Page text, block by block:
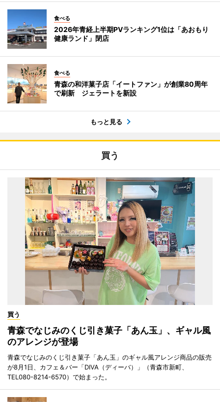
食べる
2026年青経上半期PVランキング1位は「あおもり
健康ランド」閉店
食べる
青森の和洋菓子店「イートファン」が創業80周年
で刷新 ジェラートを新設
もっと見る
買う
買う
青森でなじみのくじ引き菓子「あん玉」、ギャル風
のアレンジが登場
青森でなじみのくじ引き菓子「あん玉」のギャル風アレンジ商品の販売
が8月1日、カフェ＆バー「DIVA（ディーバ）」（青森市新町、
TEL080-8214-6570）で始まった。